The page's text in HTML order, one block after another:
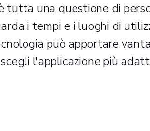
tutta una questione di
i tempi e i luoghi di
può apportare
l'applicazione più